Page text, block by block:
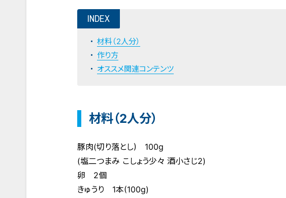
INDEX
材料（2人分）
作り方
オススメ関連コンテンツ
材料（2人分）
豚肉(切り落とし) 100g
(塩二つまみ こしょう少々 酒小さじ2)
卵 2個
きゅうり 1本(100g)